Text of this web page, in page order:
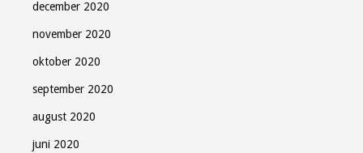
december 2020
november 2020
oktober 2020
september 2020
august 2020
juni 2020